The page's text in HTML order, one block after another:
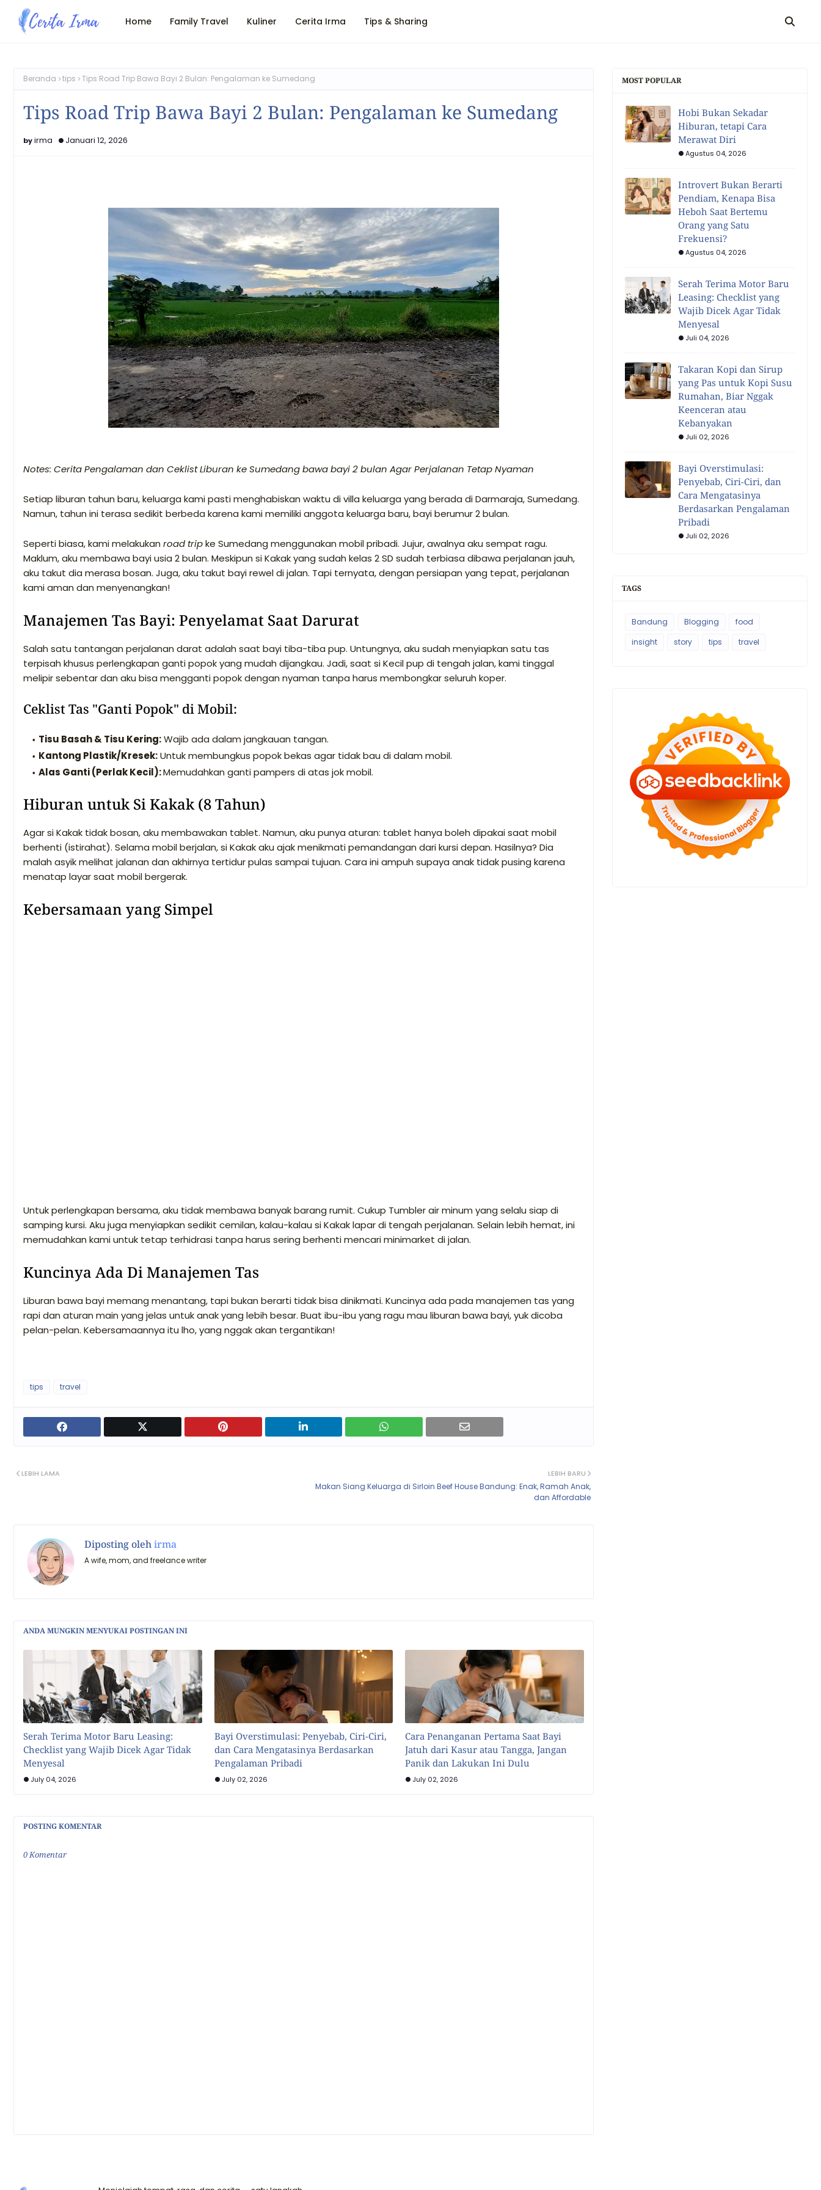
Home Family Travel Kuliner Cerita Irma Tips & Sharing
Beranda tips Tips Road Trip Bawa Bayi 2 Bulan: Pengalaman ke Sumedang
Tips Road Trip Bawa Bayi 2 Bulan: Pengalaman ke Sumedang
irma Januari 12, 2026
Notes: Cerita Pengalaman dan Ceklist Liburan ke Sumedang bawa bayi 2 bulan Agar Perjalanan Tetap Nyaman
Setiap liburan tahun baru, keluarga kami pasti menghabiskan waktu di villa keluarga yang berada di Darmaraja, Sumedang.
Namun, tahun ini terasa sedikit berbeda karena kami memiliki anggota keluarga baru, bayi berumur 2 bulan.
Seperti biasa, kami melakukan road tripke Sumedang menggunakan mobil pribadi. Jujur, awalnya aku sempat ragu.
Maklum, aku membawa bayi usia 2 bulan. Meskipun si Kakak yang sudah kelas 2 SD sudah terbiasa dibawa perjalanan jauh,
aku takut dia merasa bosan. Juga, aku takut bayi rewel di jalan. Tapi ternyata, dengan persiapan yang tepat, perjalanan
kami aman dan menyenangkan!
Manajemen Tas Bayi: Penyelamat Saat Darurat
Salah satu tantangan perjalanan darat adalah saat bayi tiba-tiba pup. Untungnya, aku sudah menyiapkan satu tas
terpisah khusus perlengkapan ganti popok yang mudah dijangkau. Jadi, saat si Kecil pup di tengah jalan, kami tinggal
melipir sebentar dan aku bisa mengganti popok dengan nyaman tanpa harus membongkar seluruh koper.
Ceklist Tas "Ganti Popok" di Mobil:
Tisu Basah & Tisu Kering:Wajib ada dalam jangkauan tangan.
Kantong Plastik/Kresek:Untuk membungkus popok bekas agar tidak bau di dalam mobil.
Alas Ganti (Perlak Kecil):Memudahkan ganti pampers di atas jok mobil.
Hiburan untuk Si Kakak (8 Tahun)
Agar si Kakak tidak bosan, aku membawakan tablet. Namun, aku punya aturan: tablet hanya boleh dipakai saat mobil
berhenti (istirahat). Selama mobil berjalan, si Kakak aku ajak menikmati pemandangan dari kursi depan. Hasilnya? Dia
malah asyik melihat jalanan dan akhirnya tertidur pulas sampai tujuan. Cara ini ampuh supaya anak tidak pusing karena
menatap layar saat mobil bergerak.
Kebersamaan yang Simpel
Untuk perlengkapan bersama, aku tidak membawa banyak barang rumit. Cukup Tumbler air minum yang selalu siap di
samping kursi. Aku juga menyiapkan sedikit cemilan, kalau-kalau si Kakak lapar di tengah perjalanan. Selain lebih hemat, ini
memudahkan kami untuk tetap terhidrasi tanpa harus sering berhenti mencari minimarket di jalan.
Kuncinya Ada Di Manajemen Tas
Liburan bawa bayi memang menantang, tapi bukan berarti tidak bisa dinikmati. Kuncinya ada pada manajemen tas yang
rapi dan aturan main yang jelas untuk anak yang lebih besar. Buat ibu-ibu yang ragu mau liburan bawa bayi, yuk dicoba
pelan-pelan. Kebersamaannya itu lho, yang nggak akan tergantikan!
tips travel
LEBIH BARU
Makan Siang Keluarga di Sirloin Beef House Bandung: Enak, Ramah Anak,
dan Affordable
LEBIH LAMA
Diposting olehirma
A wife, mom, and freelance writer
ANDA MUNGKIN MENYUKAI POSTINGAN INI
Serah Terima Motor Baru Leasing:
Checklist yang Wajib Dicek Agar Tidak
Menyesal
July 04, 2026
Bayi Overstimulasi: Penyebab, Ciri-Ciri,
dan Cara Mengatasinya Berdasarkan
Pengalaman Pribadi
July 02, 2026
Cara Penanganan Pertama Saat Bayi
Jatuh dari Kasur atau Tangga, Jangan
Panik dan Lakukan Ini Dulu
July 02, 2026
POSTING KOMENTAR
0 Komentar
MOST POPULAR
Hobi Bukan Sekadar
Hiburan, tetapi Cara
Merawat Diri
Agustus 04, 2026
Introvert Bukan Berarti
Pendiam, Kenapa Bisa
Heboh Saat Bertemu
Orang yang Satu
Frekuensi?
Agustus 04, 2026
Serah Terima Motor Baru
Leasing: Checklist yang
Wajib Dicek Agar Tidak
Menyesal
Juli 04, 2026
Takaran Kopi dan Sirup
yang Pas untuk Kopi Susu
Rumahan, Biar Nggak
Keenceran atau
Kebanyakan
Juli 02, 2026
Bayi Overstimulasi:
Penyebab, Ciri-Ciri, dan
Cara Mengatasinya
Berdasarkan Pengalaman
Pribadi
Juli 02, 2026
TAGS
Bandung Blogging
food
insight
story tips travel